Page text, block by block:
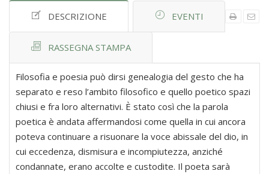
DESCRIZIONE EVENTI
RASSEGNA STAMPA
Filosofia e poesia può dirsi genealogia del gesto che ha
separato e reso l’ambito filosofico e quello poetico spazi
chiusi e fra loro alternativi. È stato così che la parola
poetica è andata affermandosi come quella in cui ancora
poteva continuare a risuonare la voce abissale del dio, in
cui eccedenza, dismisura e incompiutezza, anziché
condannate, erano accolte e custodite. Il poeta sarà